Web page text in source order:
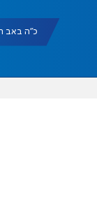
כ"ה באב תשפ"ו